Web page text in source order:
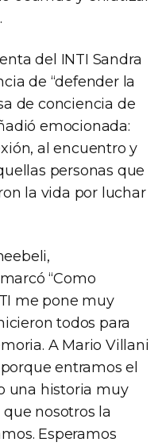
del INTI Sandra
de “defender la
de conciencia de
emocionada:
al encuentro y
personas que
la vida por luchar
“Como
me pone muy
todos para
A Mario Villani
entramos el
una historia muy
nosotros la
Esperamos